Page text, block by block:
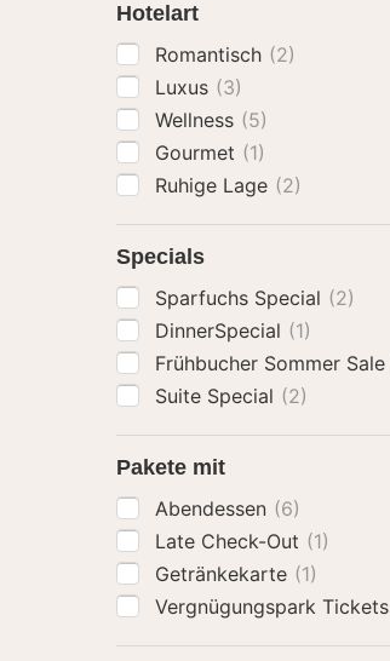
Hotelart
Romantisch (2)
Luxus (3)
Wellness (5)
Gourmet (1)
Ruhige Lage (2)
Specials
Sparfuchs Special (2)
DinnerSpecial (1)
Frühbucher Sommer Sale
Suite Special (2)
Pakete mit
Abendessen (6)
Late Check-Out (1)
Getränkekarte (1)
Vergnügungspark Tickets